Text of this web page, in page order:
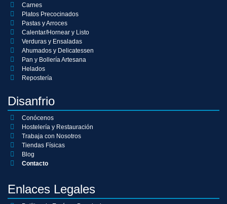
Carnes
Platos Precocinados
Pastas y Arroces
Calentar/Hornear y Listo
Verduras y Ensaladas
Ahumados y Delicatessen
Pan y Bollería Artesana
Helados
Repostería
Disanfrio
Conócenos
Hostelería y Restauración
Trabaja con Nosotros
Tiendas Físicas
Blog
Contacto
Enlaces Legales